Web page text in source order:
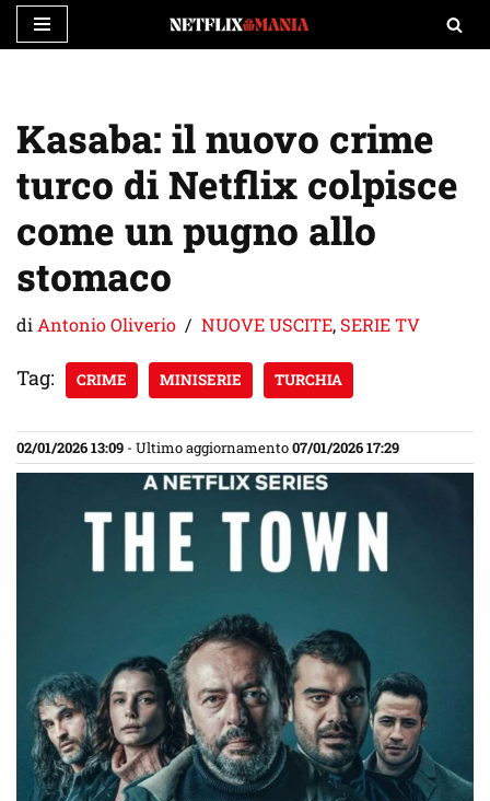
contenuto
Kasaba: il nuovo crime
turco di Netflix colpisce
come un pugno allo
stomaco
di Antonio Oliverio NUOVE USCITE,SERIE TV
Tag: CRIME MINISERIE TURCHIA
02/01/2026 13:09 - Ultimo aggiornamento07/01/2026 17:29